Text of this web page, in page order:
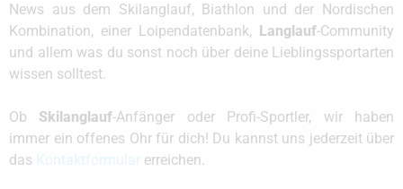
News aus dem Skilanglauf, Biathlon und der Nordischen
Kombination, einer Loipendatenbank,
Langlauf-Community
und allem was du sonst noch über deine Lieblingssportarten
wissen solltest.
Ob Skilanglauf-Anfänger oder Profi-Sportler, wir haben
immer ein offenes Ohr für dich! Du kannst uns jederzeit über
das
erreichen.